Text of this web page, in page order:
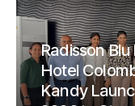
Radisson
Hotel
Kandy